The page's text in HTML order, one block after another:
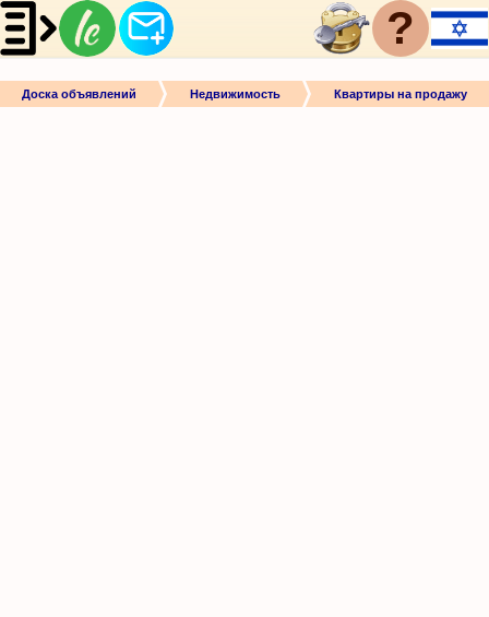
?
Доска объявлений Недвижимость Квартиры на продажу